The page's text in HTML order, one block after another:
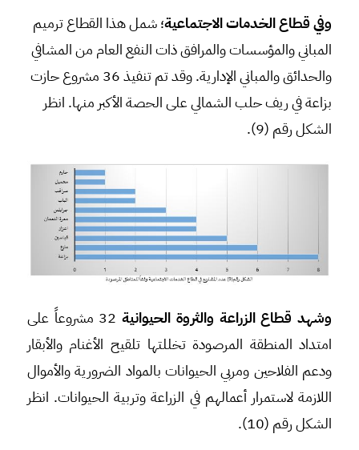
وفي قطاع الخدمات الاجتماعية؛ شمل هذا القطاع ترميم
المباني والمؤسسات والمرافق ذات النفع العام من المشافي
والحدائق والمباني الإدارية. وقد تم تنفيذ 36 مشروع حازت
بزاعة في ريف حلب الشمالي على الحصة الأكبر منها. انظر
الشكل رقم (9).
وشهد قطاع الزراعة والثروة الحيوانية
32 مشروعاً على
امتداد المنطقة المرصودة تخللتها تلقيح الأغنام والأبقار
ودعم الفلاحين ومربي الحيوانات بالمواد الضرورية والأموال
اللازمة لاستمرار أعمالهم في الزراعة وتربية الحيوانات. انظر
الشكل رقم (10).